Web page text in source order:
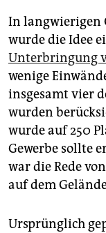
In langwierigen
wurde die Idee
Unterbringung
wenige
insgesamt vier
wurden
wurde auf 250
Gewerbe sollte
war die Rede
auf dem
Ursprünglich